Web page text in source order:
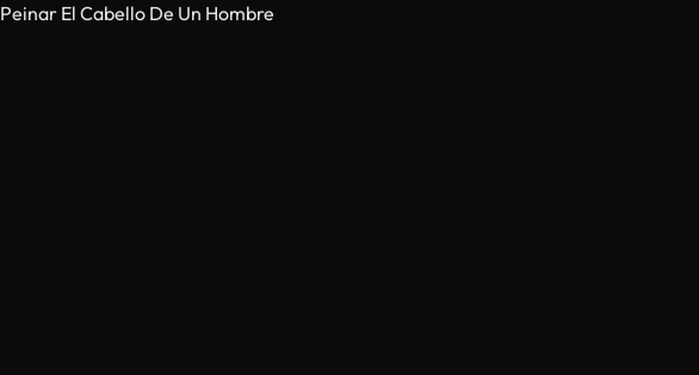
Peinar El Cabello De Un Hombre